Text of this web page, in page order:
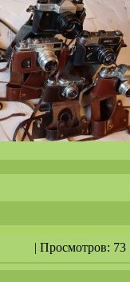
| Просмотров: 73